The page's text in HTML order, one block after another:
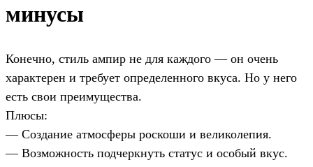
минусы
Конечно, стиль ампир не для каждого — он очень
характерен и требует определенного вкуса. Но у него
есть свои преимущества.
Плюсы:
— Создание атмосферы роскоши и великолепия.
— Возможность подчеркнуть статус и особый вкус.